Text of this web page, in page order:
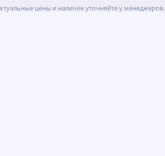
цены и наличие уточняйте у менеджеров.